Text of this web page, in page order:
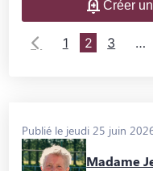
Créer
1 2 3 …
Publié le jeudi 25 juin
Madame